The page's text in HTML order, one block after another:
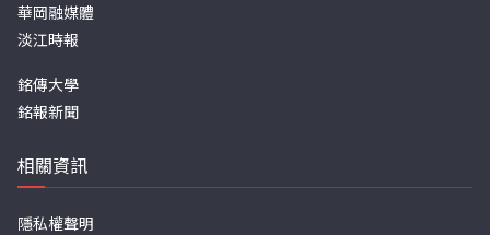
華岡融媒體
淡江時報
銘傳大學
銘報新聞
相關資訊
隱私權聲明